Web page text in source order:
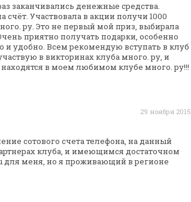
заканчивались денежные средства.
счёт. Участвовалав акции получи 1000
ру. Это не первый мой приз, выбирала
приятно получать подарки, особенно
и удобно. Всем рекомендую вступать в клуб
в викторинах клубамного. ру, и
в моем любимом клубе много. ру!!!
29 ноября 2015
сотового счета телефона, на данный
клуба, и имеющимся достаточном
для меня, но я проживающий в регионе